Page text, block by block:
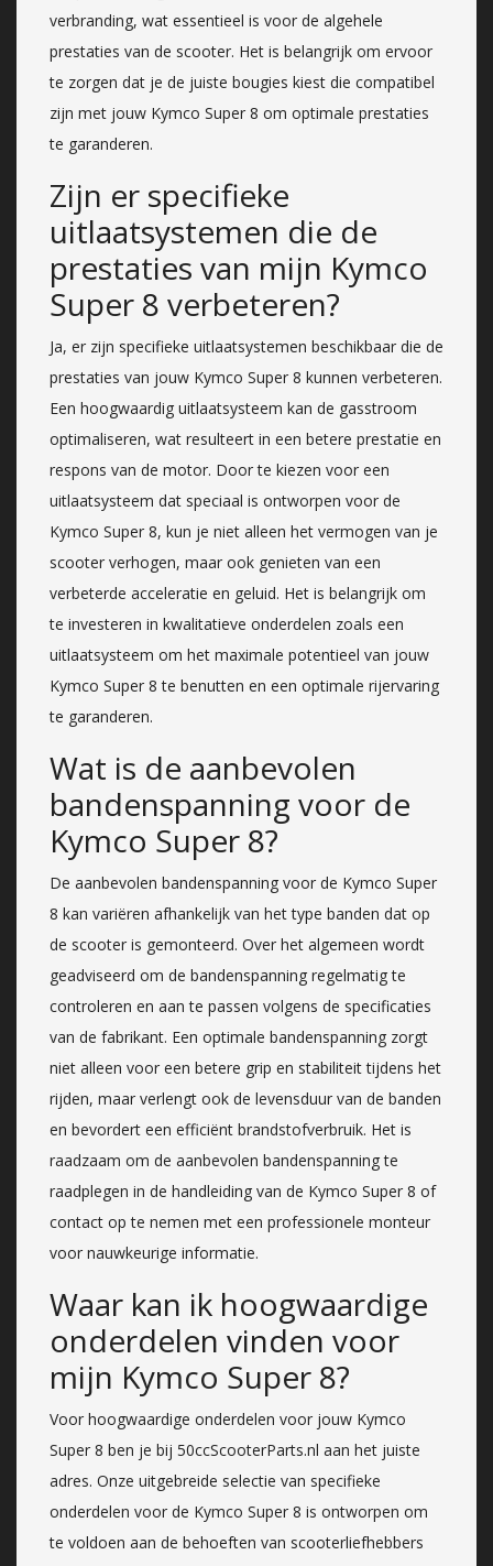
verbranding, wat essentieel is voor de algehele
prestaties van de scooter. Het is belangrijk om ervoor
te zorgen dat je de juiste bougies kiest die compatibel
zijn met jouw Kymco Super 8 om optimale prestaties
te garanderen.
Zijn er specifieke
uitlaatsystemen die de
prestaties van mijn Kymco
Super 8 verbeteren?
Ja, er zijn specifieke uitlaatsystemen beschikbaar die de
prestaties van jouw Kymco Super 8 kunnen verbeteren.
Een hoogwaardig uitlaatsysteem kan de gasstroom
optimaliseren, wat resulteert in een betere prestatie en
respons van de motor. Door te kiezen voor een
uitlaatsysteem dat speciaal is ontworpen voor de
Kymco Super 8, kun je niet alleen het vermogen van je
scooter verhogen, maar ook genieten van een
verbeterde acceleratie en geluid. Het is belangrijk om
te investeren in kwalitatieve onderdelen zoals een
uitlaatsysteem om het maximale potentieel van jouw
Kymco Super 8 te benutten en een optimale rijervaring
te garanderen.
Wat is de aanbevolen
bandenspanning voor de
Kymco Super 8?
De aanbevolen bandenspanning voor de Kymco Super
8 kan variëren afhankelijk van het type banden dat op
de scooter is gemonteerd. Over het algemeen wordt
geadviseerd om de bandenspanning regelmatig te
controleren en aan te passen volgens de specificaties
van de fabrikant. Een optimale bandenspanning zorgt
niet alleen voor een betere grip en stabiliteit tijdens het
rijden, maar verlengt ook de levensduur van de banden
en bevordert een efficiënt brandstofverbruik. Het is
raadzaam om de aanbevolen bandenspanning te
raadplegen in de handleiding van de Kymco Super 8 of
contact op te nemen met een professionele monteur
voor nauwkeurige informatie.
Waar kan ik hoogwaardige
onderdelen vinden voor
mijn Kymco Super 8?
Voor hoogwaardige onderdelen voor jouw Kymco
Super 8 ben je bij 50ccScooterParts.nl aan het juiste
adres. Onze uitgebreide selectie van specifieke
onderdelen voor de Kymco Super 8 is ontworpen om
te voldoen aan de behoeften van scooterliefhebbers